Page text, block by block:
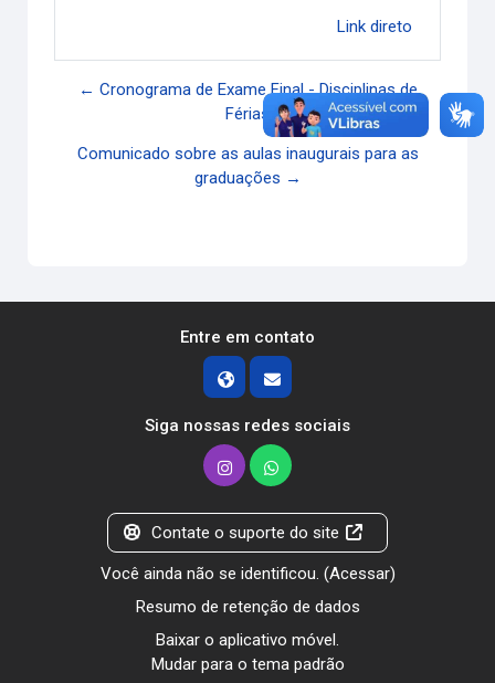
Link direto
← Cronograma de Exame Final - Disciplinas de
Férias
Comunicado sobre as aulas inaugurais para as
graduações →
Entre em contato
Siga nossas redes sociais
Contate o suporte do site
Você ainda não se identificou. (Acessar)
Resumo de retenção de dados
Baixar o aplicativo móvel.
Mudar para o tema padrão